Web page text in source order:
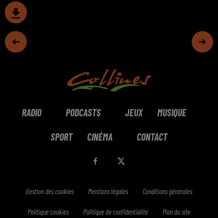
RADIO PODCASTS JEUX MUSIQUE
SPORT CINÉMA CONTACT
Gestion des cookies Mentions légales Conditions générales
Politique cookies Politique de confidentialité Plan du site